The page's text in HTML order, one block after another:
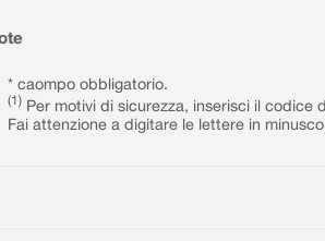
* caompo obbligatorio.
(1) Per motivi di sicurezza, inserisci il codice
Fai attenzione a digitare le lettere in